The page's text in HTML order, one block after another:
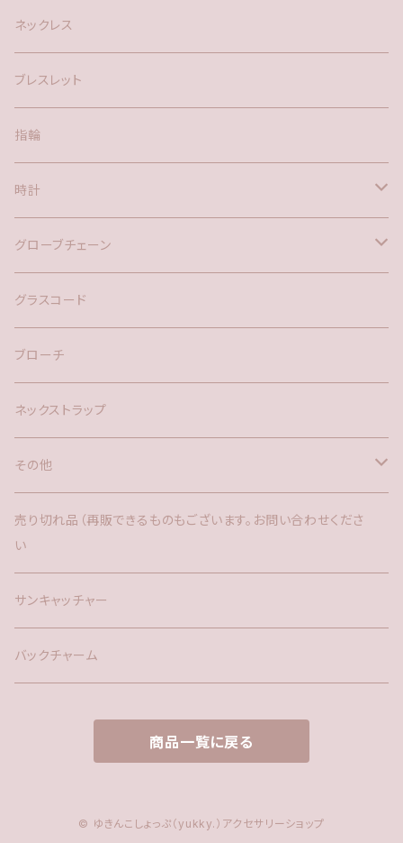
silver925
アメリカン
ポスト
ネックレス
ブレスレット
指輪
時計
バックチャーム
ネックレス
グローブチェーン
バックチャーム
グラスコード
ブローチ
ネックストラップ
その他
バックチャーム
時計
サンキャッチャー
売り切れ品（再販できるものもございます。お問い合わせくださ
い
サンキャッチャー
バックチャーム
商品一覧に戻る
© ゆきんこしょっぷ（yukky.）アクセサリーショップ